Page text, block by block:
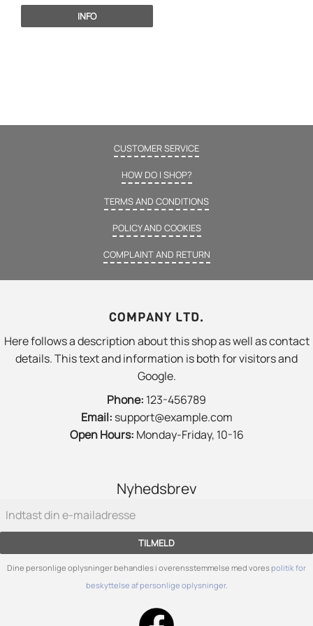
INFO
CUSTOMER SERVICE
HOW DO I SHOP?
TERMS AND CONDITIONS
POLICY AND COOKIES
COMPLAINT AND RETURN
COMPANY LTD.
Here follows a description about this shop as well as contact
details. This text and information is both for visitors and
Google.
Phone: 123-456789
Email: support@example.com
Open Hours: Monday-Friday, 10-16
Nyhedsbrev
TILMELD
Dine personlige oplysninger behandles i overensstemmelse med vorespolitik for
beskyttelse af personlige oplysninger.